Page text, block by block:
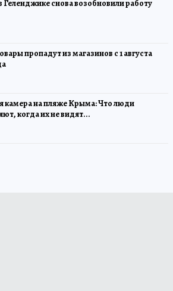
Геленджике снова возобновили работу
пропадут из магазинов с 1 августа
камера на пляже Крыма: Что люди
когда их не видят...